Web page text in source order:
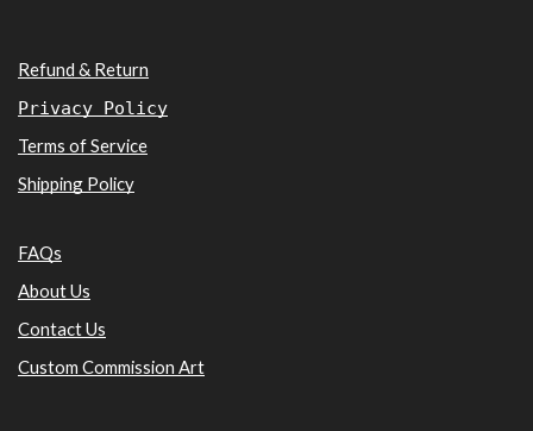
Refund & Return
Privacy Policy
Terms of Service
Shipping Policy
FAQs
About Us
Contact Us
Custom Commission Art